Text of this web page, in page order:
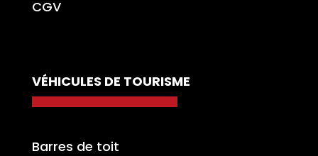
CGV
VÉHICULES DE TOURISME
Barres de toit